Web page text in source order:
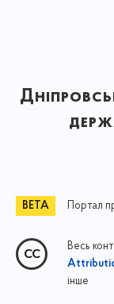
Портал
Весь
інше